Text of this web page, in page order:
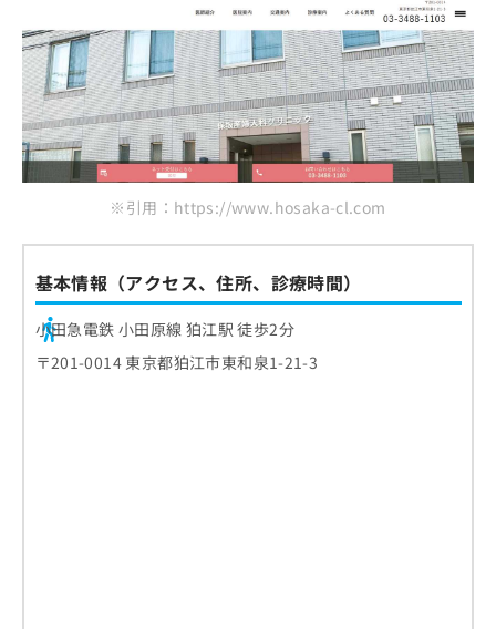
※引用：https://www.hosaka-cl.com
基本情報（アクセス、住所、診療時間）
小田急電鉄 小田原線 狛江駅 徒歩2分
〒201-0014 東京都狛江市東和泉1-21-3